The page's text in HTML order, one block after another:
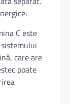
C este
care are
poate